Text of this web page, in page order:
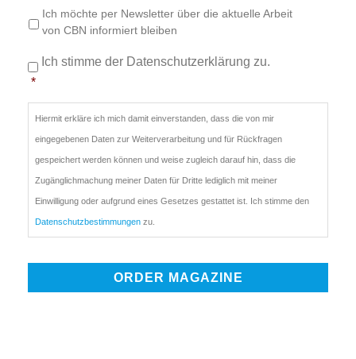
Newsletter
Ich möchte per Newsletter über die aktuelle Arbeit
von CBN informiert bleiben
Einwilligung *
Ich stimme der Datenschutzerklärung zu.
*
Hiermit erkläre ich mich damit einverstanden, dass die von mir
eingegebenen Daten zur Weiterverarbeitung und für Rückfragen
gespeichert werden können und weise zugleich darauf hin, dass die
Zugänglichmachung meiner Daten für Dritte lediglich mit meiner
Einwilligung oder aufgrund eines Gesetzes gestattet ist. Ich stimme den
Datenschutzbestimmungen zu.